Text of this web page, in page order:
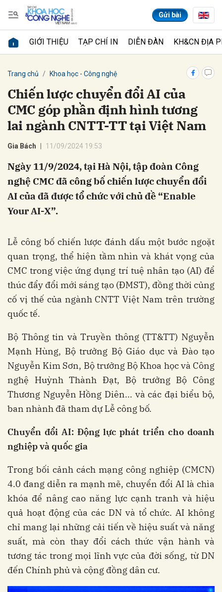
Gửi bài
GIỚI THIỆU TẠP CHÍ IN DIỄN ĐÀN KH&CN ĐỊA
Trang chủ Khoa học - Công nghệ
Chiến lược chuyển đổi AI của
CMC góp phần định hình tương
lai ngành CNTT-TT tại Việt Nam
Gia Bách 11/09/2024 19:53
Ngày 11/9/2024, tại Hà Nội, tập đoàn Công
nghệ CMC đã công bố chiến lược chuyển đổi
AI của đã được tổ chức với chủ đề “Enable
Your AI-X”.
Lễ công bố chiến lược đánh dấu một bước ngoặt
quan trọng, thể hiện tầm nhìn và khát vọng của
CMC trong việc ứng dụng trí tuệ nhân tạo (AI) để
thúc đẩy đổi mới sáng tạo (ĐMST), đồng thời củng
cố vị thế của ngành CNTT Việt Nam trên trường
quốc tế.
Bộ Thông tin và Truyền thông (TT&TT) Nguyễn
Mạnh Hùng, Bộ trưởng Bộ Giáo dục và Đào tạo
Nguyễn Kim Sơn, Bộ trưởng Bộ Khoa học và Công
nghệ Huỳnh Thành Đạt, Bộ trưởng Bộ Công
Thương Nguyễn Hồng Diên... và các đại biểu bộ,
ban nhành đã tham dự Lễ công bố.
Chuyển đổi AI: Động lực phát triển cho doanh
nghiệp và quốc gia
Trong bối cảnh cách mạng công nghiệp (CMCN)
4.0 đang diễn ra mạnh mẽ, chuyển đổi AI là chìa
khóa để nâng cao năng lực cạnh tranh và hiệu
quả hoạt động của các DN và tổ chức. AI không
chỉ mang lại những cải tiến về hiệu suất và năng
suất, mà còn thay đổi cách thức vận hành và
tương tác trong mọi lĩnh vực của đời sống, từ DN
đến Chính phủ và cộng đồng dân cư.
Gửi bình luận
Hủy Gửi